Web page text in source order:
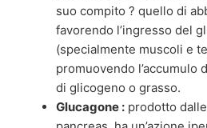
suo compito ? quello di
favorendo l’ingresso del
(specialmente muscoli e
promuovendo l’accumulo
di glicogeno o grasso.
Glucagone : prodotto